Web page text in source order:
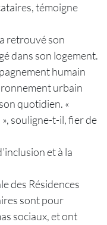
témoigne
retrouvé son
dans son logement.
humain
urbain
quotidien. «
», souligne-t-il, fier de
et à la
des Résidences
sont pour
sociaux, et ont